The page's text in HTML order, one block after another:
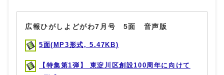
広報ひがしよどがわ7月号 5面 音声版
5面(MP3形式, 5.47KB)
【特集第1弾】 東淀川区創設100周年に向けて